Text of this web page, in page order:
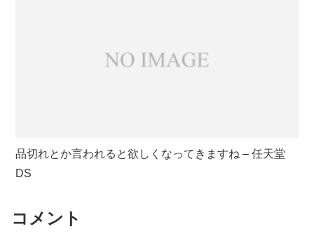
品切れとか言われると欲しくなってきますね – 任天堂
DS
コメント